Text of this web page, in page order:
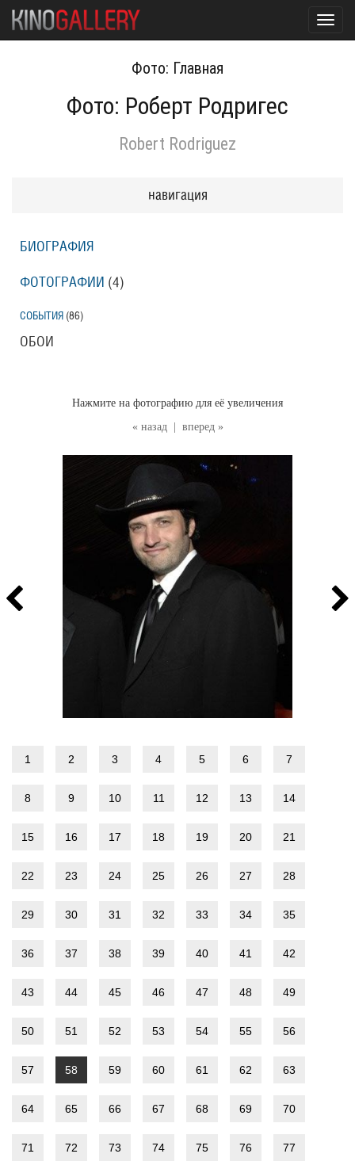
Фото: Главная
Фото: Роберт Родригес
Robert Rodriguez
« назад вперед »
Нажмите на фотографию для её увеличения
1 2 3 4 5 6 7
8 9 10 11 12 13 14
15 16 17 18 19 20 21
22 23 24 25 26 27 28
29 30 31 32 33 34 35
36 37 38 39 40 41 42
43 44 45 46 47 48 49
50 51 52 53 54 55 56
57 58 59 60 61 62 63
64 65 66 67 68 69 70
71 72 73 74 75 76 77
навигация
БИОГРАФИЯ
ФОТОГРАФИИ (4)
СОБЫТИЯ (86)
ОБОИ